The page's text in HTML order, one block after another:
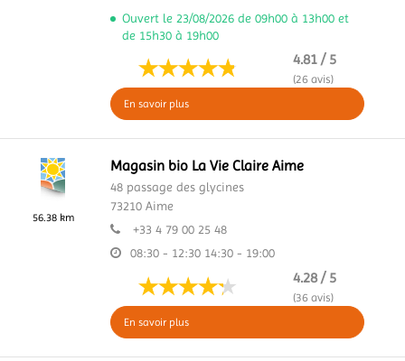
Ouvert le 23/08/2026 de 09h00 à 13h00 et
de 15h30 à 19h00
4.81 / 5
(26 avis)
En savoir plus
56.38 km
Magasin bio La Vie Claire Aime
48 passage des glycines
73210 Aime
+33 4 79 00 25 48
08:30 - 12:30 14:30 - 19:00
4.28 / 5
(36 avis)
En savoir plus